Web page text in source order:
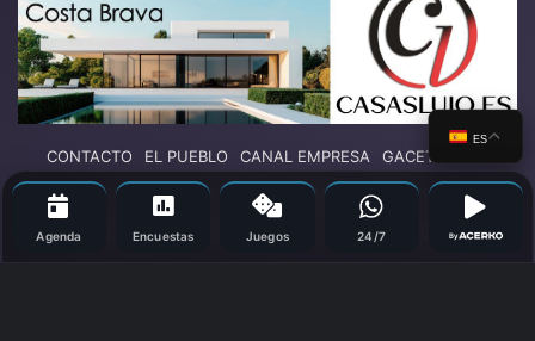
CONTACTO EL PUEBLO CANAL EMPRESA
GACETA PLAY
SUCESOS
POLÍTICA TURISMO
DEPORTES
COLUMNAS DE OPINIÓN
OCIO Más secciones
ES
Agenda Encuestas Juegos 24/7 By